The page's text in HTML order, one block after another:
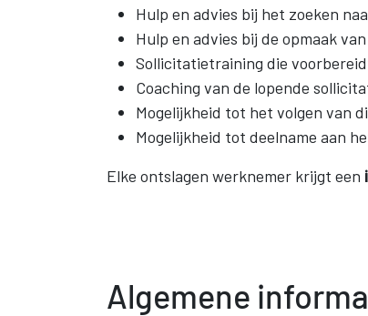
Hulp en advies bij het zoeken
Hulp en advies bij de opmaak
Sollicitatietraining die
Coaching van de lopende
Mogelijkheid tot het volgen van
Mogelijkheid tot deelname aan
Elke ontslagen werknemer krijgt een
Algemene